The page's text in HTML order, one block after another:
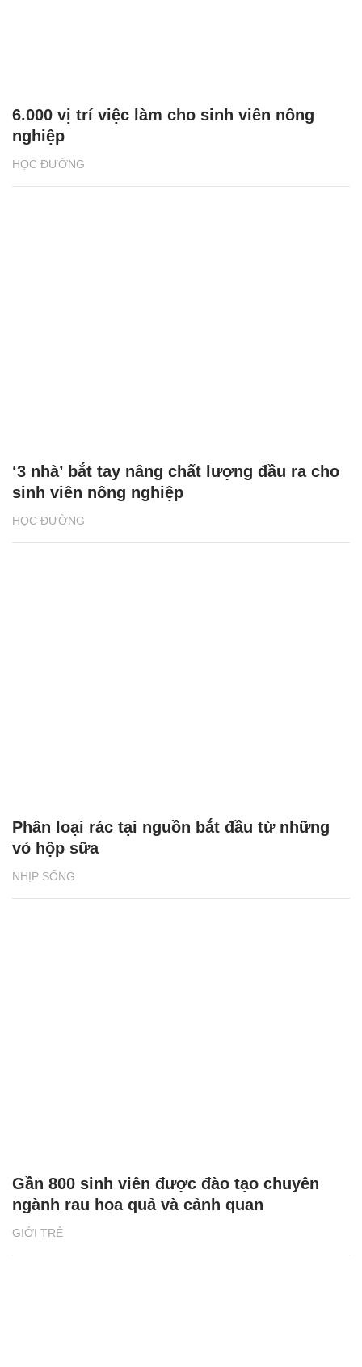
HỌC ĐƯỜNG
6.000 vị trí việc làm cho sinh viên nông
nghiệp
HỌC ĐƯỜNG
‘3 nhà’ bắt tay nâng chất lượng đầu ra cho
sinh viên nông nghiệp
NHỊP SỐNG
Phân loại rác tại nguồn bắt đầu từ những
vỏ hộp sữa
GIỚI TRẺ
Gần 800 sinh viên được đào tạo chuyên
ngành rau hoa quả và cảnh quan